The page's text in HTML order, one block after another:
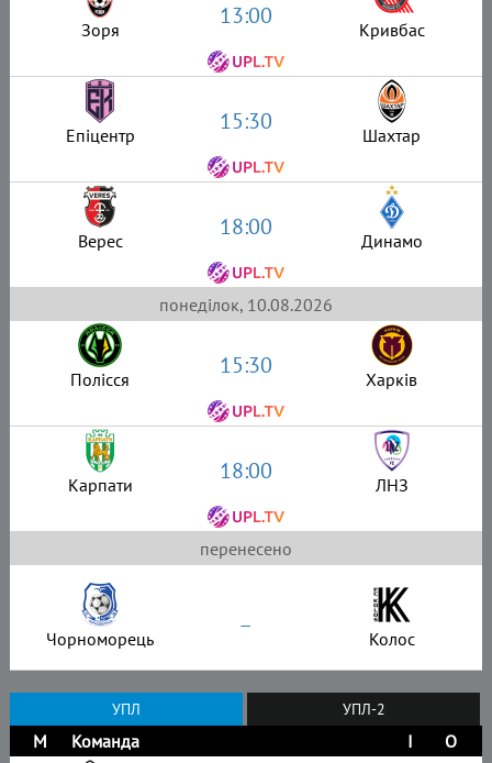
Зоря 13:00 Кривбас
Епіцентр 15:30 Шахтар
Верес 18:00 Динамо
понеділок, 10.08.2026
Полісся 15:30 Харків
Карпати 18:00 ЛНЗ
перенесено
Чорноморець – Колос
УПЛ УПЛ-2
М Команда І
О